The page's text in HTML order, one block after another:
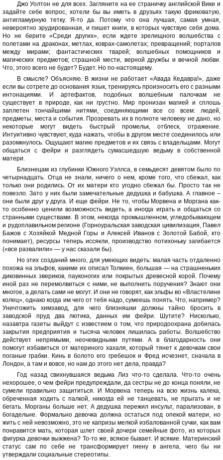
Джо Уолтон не для всех. Загляните на ее страничку английской Вики и
задайте себе вопрос, хотели бы вы иметь в друзьях такую фриковатую,
антигламурную тетку. Я-то да. Потому что она лучшая, самая умная,
невероятно эрудированная, и пишет книги, в которых чувствую себя дома.
Но не берите «Среди других», если ждете зрелищного волшебства с
полетами на драконах, метлах, коврах-самолетах; превращений; порталов
между мирами; фантастических тварей; волшебных помощников и
магических предметов; страшной мести, верной дружбы и вечной любви.
Что, этого всего не будет? Будет. Но по-настоящему.
В смысле? Объясняю. В жизни не работает «Авада Кедавра!», даже
если вы сотрете до основания язык, тренируясь произносить его с разными
интонациями. И артефактов, подобных волшебным палочкам не
существует в природе, как ни грустно. Мир пронизан магией и сплошь
заплетен тончайшими нитями, соединяющими все со всем: людей,
предметы, места и события. Прозревать их в полноте человеку не дано, но
некоторые могут видеть быстрый промельк, отблеск, отражение.
Интуитивно чувствуют, куда нажать, чтобы в другом месте соединилось или
разомкнулось. Ощущают магию предметов и их связь с владельцами. Могут
общаться с фейри и разглядеть сумасшедшую ведьму в собственной
матери.
Близнецам из глубинки Южного Уэллса, в семьдесят девятом было по
четырнадцать. Отца не знали, ничего о нем, кроме того, что сбежал, как
только они родились. От их матери кто угодно сбежал бы. Просто так не
повезло. Зато у них были замечательные дедушка и бабушка. А главное –
они были друг у друга. И еще фейри. Не то, чтобы Морвена и Моргана как-
то особенно ценили возможность видеть, а иногда играть и общаться со
странными существами. В этом, некогда промышленном, угледобывающем
и рудоплавильном регионе (Горноуральская заводская цивилизация, Павел
Бажов с Хозяйкой Медной Горы и Алексей Иванов с Золотой Бабой, кто
понимает), ресурсы теперь иссякли, производство потихоньку загибается
(«все развалили» — у нас сказали бы).
Но этих созданий много, для умеющих видеть: малая часть отдаленно
похожа на эльфов, какими их описал Толкиен, большая — на страшненьких
диковинных звериков, пауконогих или покрытых древесной корой. Почему
иной раз не перемолвиться с ними, не выполнить поручения? Знают они
многое, а делать сами не могут. И они не говорят, как эльфы во «Властелине
колец», однако когда им чего от тебя надо, сумеешь понять. Что, например?
Уничтожить химзавод, для чего близняшки должны тайно бросить в
заводской пруд два лютика, данных им фейри. Шутите? Нисколько,
назавтра газеты выйдут с известием о том, что природоохрана добилась
закрытия предприятия и тысяча человек лишилась работы. Волшебство
действует непрямыми, неочевидными путями. А в благодарность они
помогут избавиться от материного хахаля, который тянет к девочкам свои
поганые грабки. Кинь в болото его гребешок и Фред исчезнет, сначала в
Лондон, а там и вовсе, но нам до этого нет дела, правда?
Год назад свихнувшаяся ведьма Лиз что-то сделала. Что-то очень
нехорошее, о чем фейри предупреждали, да сестры не до конца поняли, не
сумели правильно защититься. И Морвена теперь на всю жизнь калека,
обреченная ходить с палкой, никогда ей не танцевать, не прыгать и не
бегать. Морганы больше нет. А дедушка пережил инсульт, парализован, в
богадельне. Формально девочка должна остаться под опекой матери, но
жить с ней невозможно, это не капризы мелкой избалованной сучки, как вам
понравится мать, которая шлет своей дочери семейные фото, из которых
фигурка девочки выжжена? То-то же, всякое бывает. И всякие. Материнский
статус сам по себе не трансформирует гиену в ангела, чего бы ни
утверждали социальные стереотипы.